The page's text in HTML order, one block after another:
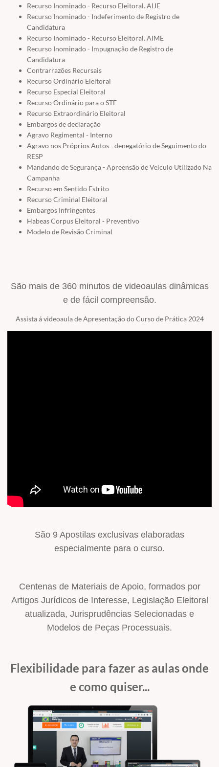
Recurso Inominado - Recurso Eleitoral. AIJE
Recurso Inominado - Indeferimento de Registro de
Candidatura
Recurso Inominado - Recurso Eleitoral. AIME
Recurso Inominado - Impugnação de Registro de
Candidatura
Contrarrazões Recursais
Recurso Ordinário Eleitoral
Recurso Especial Eleitoral
Recurso Ordinário para o STF
Recurso Extraordinário Eleitoral
Embargos de declaração
Agravo Regimental - Interno
Agravo nos Próprios Autos - denegatório de Seguimento do
RESP
Mandando de Segurança - Apreensão de Veiculo Utilizado Na
Campanha
Recurso em Sentido Estrito
Recurso Criminal Eleitoral
Embargos Infringentes
Habeas Corpus Eleitoral - Preventivo
Modelo de Revisão Criminal
São mais de 360 minutos de videoaulas dinâmicas
e de fácil compreensão.
Assista á videoaula de Apresentação do Curso de Prática 2024
São 9 Apostilas exclusivas elaboradas
especialmente para o curso.
Centenas de Materiais de Apoio, formados por
Artigos Jurídicos de Interesse, Legislação Eleitoral
atualizada, Jurisprudências Selecionadas e
Modelos de Peças Processuais.
Flexibilidade para fazer as aulas onde
e como quiser...